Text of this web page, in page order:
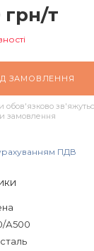
грн/т
ЗАМОВЛЕННЯ
замовлення
ПДВ
А500
сталь